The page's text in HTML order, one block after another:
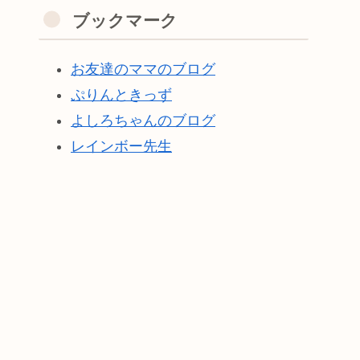
ブックマーク
お友達のママのブログ
ぷりんときっず
よしろちゃんのブログ
レインボー先生